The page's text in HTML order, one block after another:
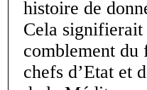
histoire de
Cela signifierait
comblement du
chefs d’Etat et